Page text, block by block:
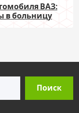
ВАЗ:
в больницу
Поиск